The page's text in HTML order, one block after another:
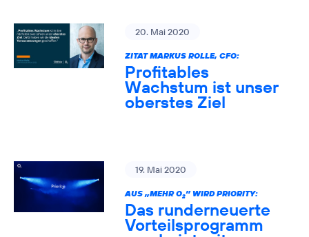
20. Mai 2020
ZITAT MARKUS ROLLE, CFO:
Profitables
Wachstum ist unser
oberstes Ziel
19. Mai 2020
AUS „MEHR O2” WIRD PRIORITY:
Das runderneuerte
Vorteilsprogramm